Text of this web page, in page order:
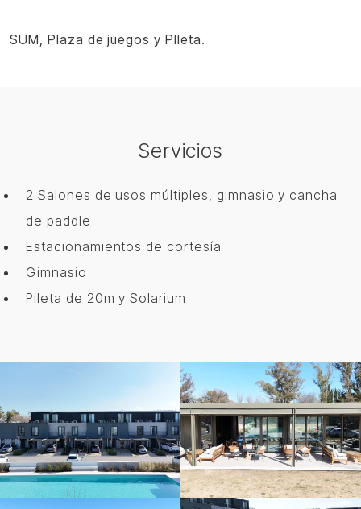
SUM, Plaza de juegos y PIleta.
Servicios
2 Salones de usos múltiples, gimnasio y cancha
de paddle
Estacionamientos de cortesía
Gimnasio
Pileta de 20m y Solarium